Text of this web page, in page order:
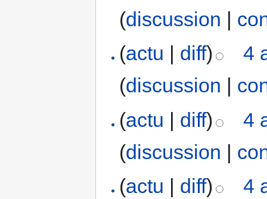
(discussion |
(actu | diff)
4
(discussion |
(actu | diff)
4
(discussion |
(actu | diff)
4